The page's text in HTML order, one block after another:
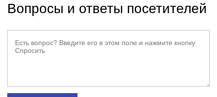
Вопросы и ответы посетителей